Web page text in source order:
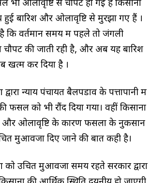
ओलावृष्टि से चौपट हो गई हैं किसानों
बारिश और ओलावृष्टि से मुरझा गए हैं ।
कि वर्तमान समय में पहले तो जंगली
चौपट की जाती रही है, और अब यह बारिश
खत्म कर दिया है ।
द्वारा न्याय पंचायत बैलपडाव के पत्तापानी में
फसल को भी रौंद दिया गया। वहीं किसानों
और ओलावृष्टि के कारण फसलों के नुकसान
मुआवजा दिए जाने की बात कही है।
को उचित मुआवजा समय रहते सरकार द्वारा